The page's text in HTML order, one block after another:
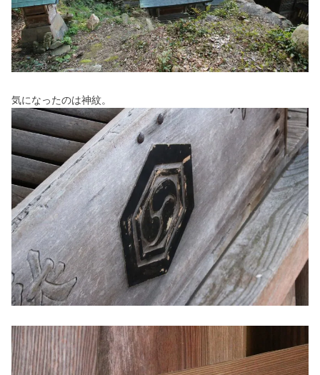
気になったのは神紋。